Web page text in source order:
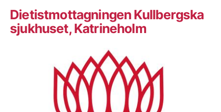
Dietistmottagningen Kullbergska
sjukhuset, Katrineholm